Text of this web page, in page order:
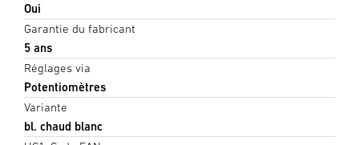
Oui
Garantie du fabricant
5 ans
Réglages via
Potentiomètres
Variante
bl. chaud blanc